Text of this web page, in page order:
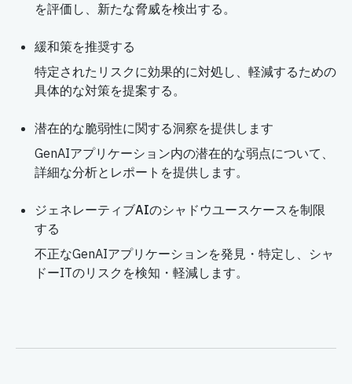
を評価し、新たな脅威を検出する。
緩和策を推奨する
特定されたリスクに効果的に対処し、軽減するための
具体的な対策を提案する。
潜在的な脆弱性に関する洞察を提供します
GenAIアプリケーション内の潜在的な弱点について、
詳細な分析とレポートを提供します。
ジェネレーティブAIのシャドウユースケースを制限
する
不正なGenAIアプリケーションを発見・特定し、シャ
ドーITのリスクを検知・軽減します。